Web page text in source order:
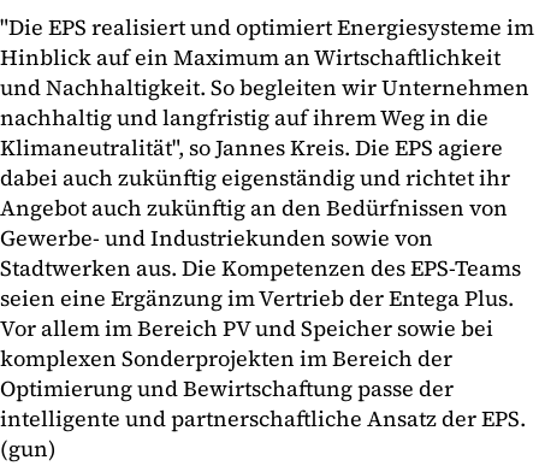
"Die EPS realisiert und optimiert Energiesysteme im
Hinblick auf ein Maximum an Wirtschaftlichkeit
und Nachhaltigkeit. So begleiten wir Unternehmen
nachhaltig und langfristig auf ihrem Weg in die
Klimaneutralität", so Jannes Kreis. Die EPS agiere
dabei auch zukünftig eigenständig und richtet ihr
Angebot auch zukünftig an den Bedürfnissen von
Gewerbe- und Industriekunden sowie von
Stadtwerken aus. Die Kompetenzen des EPS-Teams
seien eine Ergänzung im Vertrieb der Entega Plus.
Vor allem im Bereich PV und Speicher sowie bei
komplexen Sonderprojekten im Bereich der
Optimierung und Bewirtschaftung passe der
intelligente und partnerschaftliche Ansatz der EPS.
(gun)